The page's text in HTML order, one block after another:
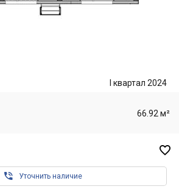
I квартал 2024
66.92 м²

 Уточнить наличие